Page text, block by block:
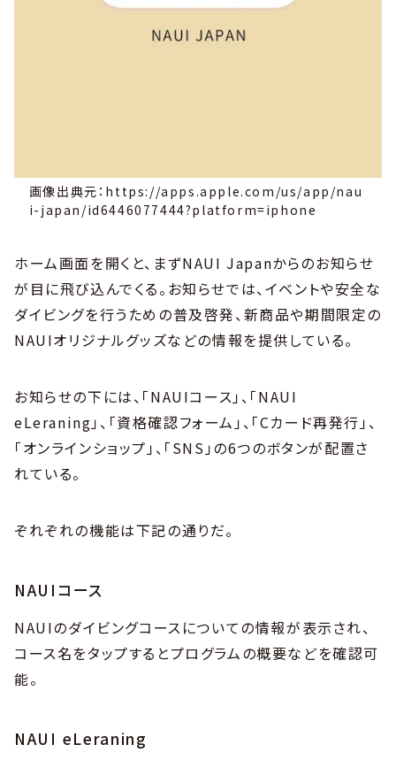
画像出典元：https://apps.apple.com/us/app/nau
i-japan/id6446077444?platform=iphone
ホーム画面を開くと、まずNAUI Japanからのお知らせ
が目に飛び込んでくる。お知らせでは、イベントや安全な
ダイビングを行うための普及啓発、新商品や期間限定の
NAUIオリジナルグッズなどの情報を提供している。
お知らせの下には、「NAUIコース」、「NAUI
eLeraning」、「資格確認フォーム」、「Cカード再発行」、
「オンラインショップ」、「SNS」の6つのボタンが配置さ
れている。
ぞれぞれの機能は下記の通りだ。
NAUIコース
NAUIのダイビングコースについての情報が表示され、
コース名をタップするとプログラムの概要などを確認可
能。
NAUI eLeraning